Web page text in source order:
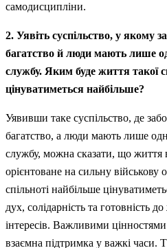
самодисципліни.
2. Уявіть суспільство, у якому
багатство й люди мають лише
службу. Яким буде життя такої
цінуватиметься найбільше?
Уявивши таке суспільство, де
багатство, а люди мають лише
службу, можна сказати, що життя
орієнтоване на сильну військову
спільноті найбільше
дух, солідарність та готовність
інтересів. Важливими цінностями
взаємна підтримка у важкі часи.